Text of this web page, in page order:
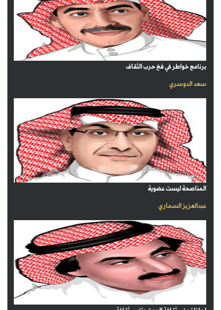
برنامج خواطر في فخ حرب الثقاف
سعد الدوسري
المناصحة ليست عضوية
عبدالعزيز السماري